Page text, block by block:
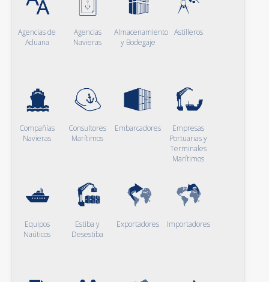
Agencias de
Aduana
Agencias
Navieras
Almacenamiento
y Bodegaje
Astilleros
Compañías
Navieras
Consultores
Marítimos
Embarcadores
Empresas
Portuarias y
Terminales
Marítimos
Equipos
Naúticos
Estiba y
Desestiba
Exportadores Importadores